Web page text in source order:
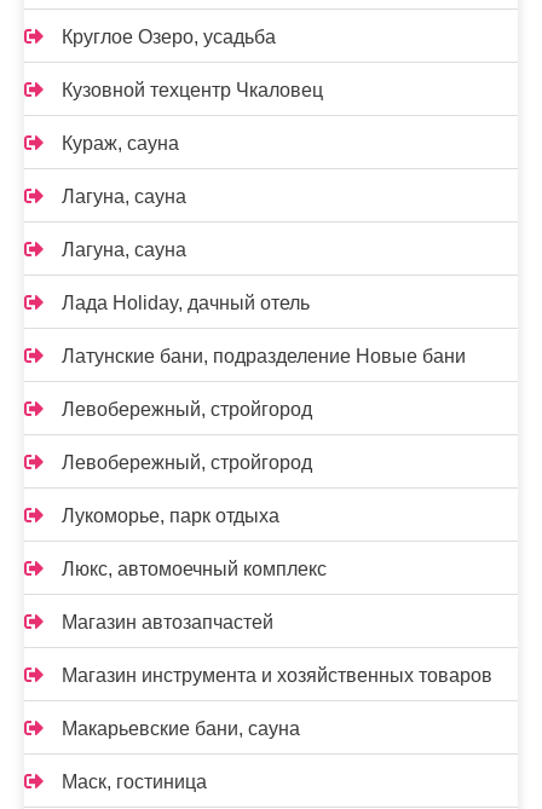
Круглое Озеро, усадьба
Кузовной техцентр Чкаловец
Кураж, сауна
Лагуна, сауна
Лагуна, сауна
Лада Holidаy, дачный отель
Латунские бани, подразделение Новые бани
Левобережный, стройгород
Левобережный, стройгород
Лукоморье, парк отдыха
Люкс, автомоечный комплекс
Магазин автозапчастей
Магазин инструмента и хозяйственных товаров
Макарьевские бани, сауна
Маск, гостиница